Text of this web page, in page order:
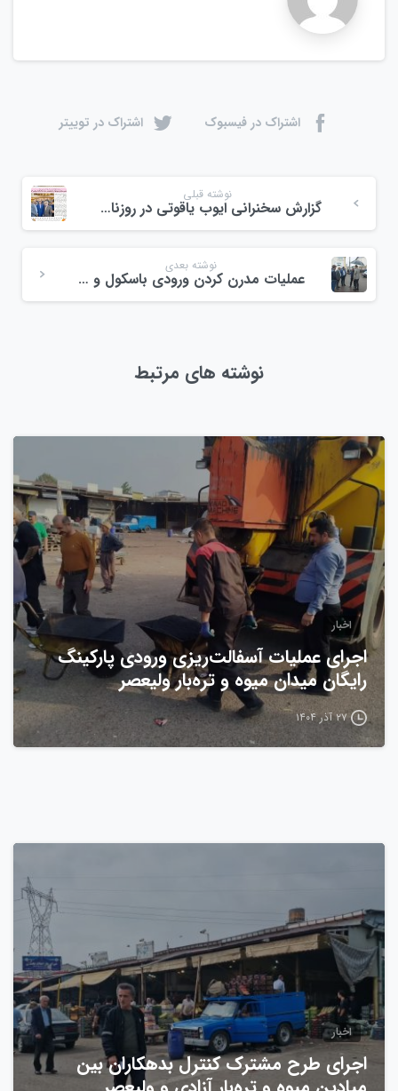
اشتراک در فیسبوک اشتراک در توییتر
نوشته قبلی
گزارش سخنرانی ایوب یاقوتی در روزنامه سوال جواب مهرماه ۱۴۰۳
نوشته بعدی
عملیات مدرن کردن ورودی باسکول و ورودی میدان ولیعصر احمدگوراب
نوشته های مرتبط
اخبار
اجرای عملیات آسفالت‌ریزی ورودی پارکینگ
رایگان میدان میوه و تره‌بار ولیعصر
۲۷ آذر ۱۴۰۴
اخبار
اجرای طرح مشترک کنترل بدهکاران بین